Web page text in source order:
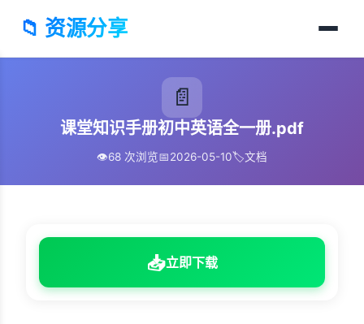
📁 资源分享
📄
课堂知识手册初中英语全一册.pdf
👁️68 次浏览📅2026-05-10🏷️文档
📥立即下载